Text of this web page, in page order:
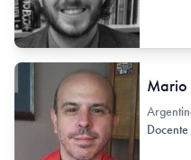
Mario